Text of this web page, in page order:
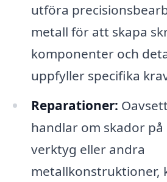
utföra
metall för att skapa
komponenter och
uppfyller specifika
Reparationer:
handlar om skador på
verktyg eller andra
metallkonstruktioner,